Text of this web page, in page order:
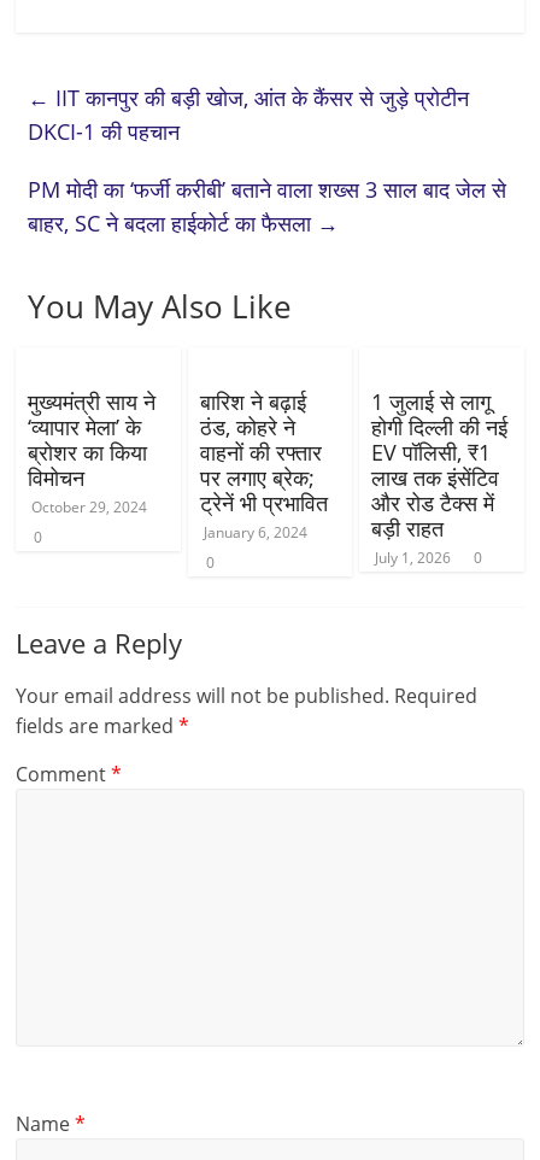
← IIT कानपुर की बड़ी खोज, आंत के कैंसर से जुड़े प्रोटीन
DKCI-1 की पहचान
PM मोदी का ‘फर्जी करीबी’ बताने वाला शख्स 3 साल बाद जेल से
बाहर, SC ने बदला हाईकोर्ट का फैसला →
You May Also Like
मुख्यमंत्री साय ने
‘व्यापार मेला’ के
ब्रोशर का किया
विमोचन
October 29, 2024
0
बारिश ने बढ़ाई
ठंड, कोहरे ने
वाहनों की रफ्तार
पर लगाए ब्रेक;
ट्रेनें भी प्रभावित
January 6, 2024
0
1 जुलाई से लागू
होगी दिल्ली की नई
EV पॉलिसी, ₹1
लाख तक इंसेंटिव
और रोड टैक्स में
बड़ी राहत
July 1, 2026 0
Leave a Reply
Your email address will not be published. Required
fields are marked*
Comment*
Name*